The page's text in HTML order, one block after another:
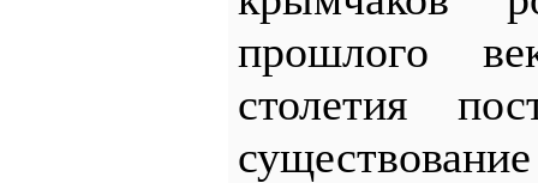
прошлого
столетия